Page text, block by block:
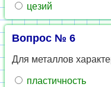
цезий
Вопрос № 6
Для металлов
пластичность